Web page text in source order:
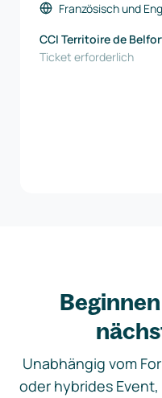
Französischund
CCI Territoire de
Ticket erforderlich
Unabhängig vom
oder hybrides